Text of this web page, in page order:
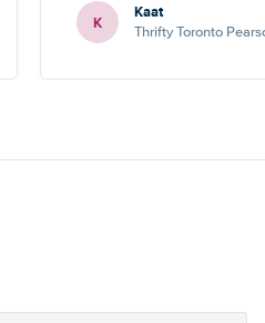
de mogelijkheid om nog
K Kaat
Thrifty Toronto